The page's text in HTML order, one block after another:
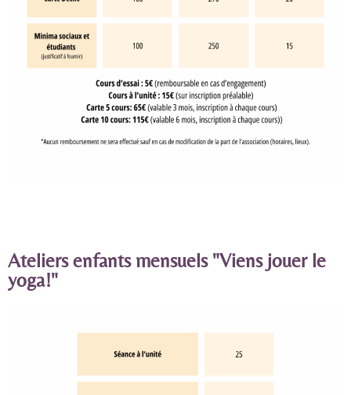
Ateliers enfants mensuels "Viens jouer le
yoga!"